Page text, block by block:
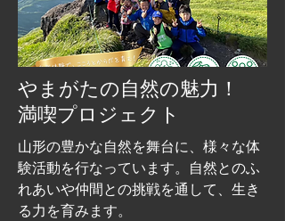
​やまがたの自然の魅力！
満喫プロジェクト
山形の豊かな自然を舞台に、様々な体
験活動を行なっています。自然とのふ
れ​あいや仲間との挑戦を通して、生き
る力を育みます。